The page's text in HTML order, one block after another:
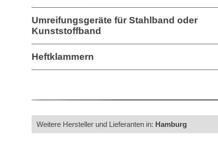
Umreifungsgeräte für Stahlband oder
Kunststoffband
Heftklammern
Weitere Hersteller und Lieferanten in: Hamburg